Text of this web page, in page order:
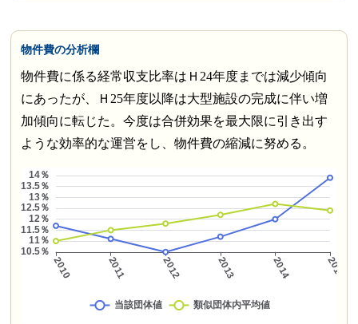
物件費の分析欄
物件費に係る経常収支比率はＨ24年度までは減少傾向
にあったが、Ｈ25年度以降は大型施設の完成に伴い増
加傾向に転じた。今度は合併効果を最大限に引き出す
ような効率的な運営をし、物件費の縮減に努める。